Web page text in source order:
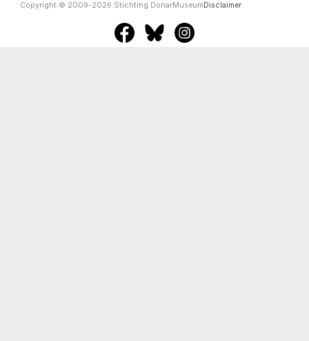
Copyright © 2009-2026 Stichting DonarMuseum Disclaimer